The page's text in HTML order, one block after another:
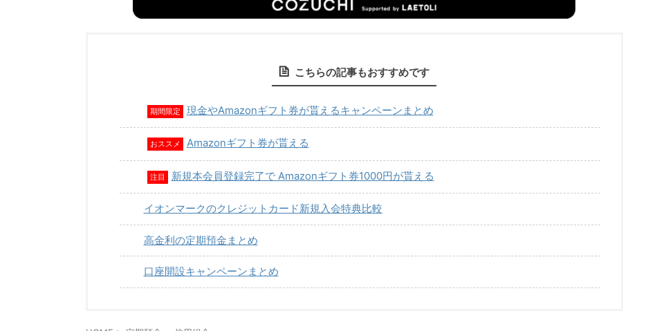
こちらの記事もおすすめです
期間限定 現金やAmazonギフト券が貰えるキャンペーンまとめ
おススメ Amazonギフト券が貰える
注目 新規本会員登録完了で Amazonギフト券1000円が貰える
イオンマークのクレジットカード新規入会特典比較
高金利の定期預金まとめ
口座開設キャンペーンまとめ